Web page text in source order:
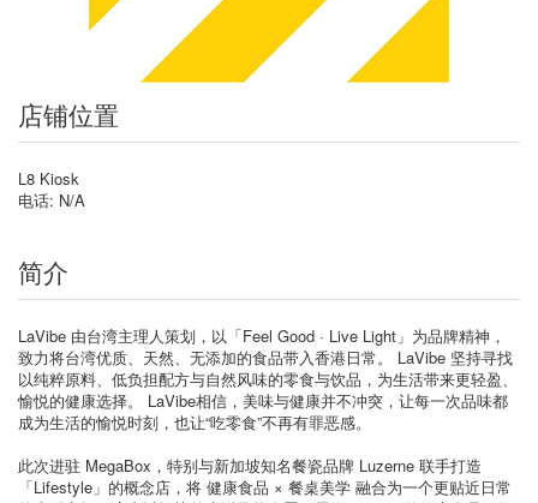
店铺位置
L8 Kiosk
电话: N/A
简介
LaVibe 由台湾主理人策划，以「Feel Good · Live Light」为品牌精神，
致力将台湾优质、天然、无添加的食品带入香港日常。 LaVibe 坚持寻找
以纯粹原料、低负担配方与自然风味的零食与饮品，为生活带来更轻盈、
愉悦的健康选择。 LaVibe相信，美味与健康并不冲突，让每一次品味都
成为生活的愉悦时刻，也让“吃零食”不再有罪恶感。
此次进驻 MegaBox，特别与新加坡知名餐瓷品牌 Luzerne 联手打造
「Lifestyle」的概念店，将 健康食品 × 餐桌美学 融合为一个更贴近日常